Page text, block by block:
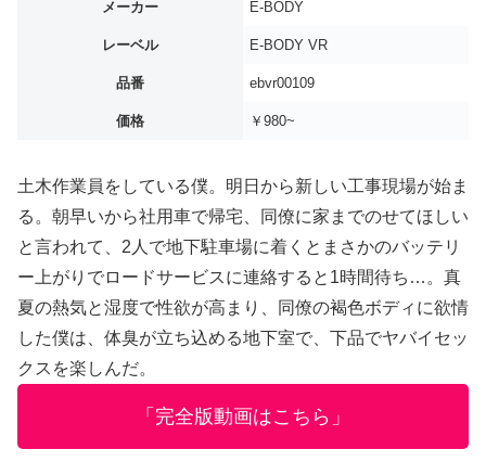
メーカー E-BODY
レーベル E-BODY VR
品番 ebvr00109
価格 ￥980~
土木作業員をしている僕。明日から新しい工事現場が始ま
る。朝早いから社用車で帰宅、同僚に家までのせてほしい
と言われて、2人で地下駐車場に着くとまさかのバッテリ
ー上がりでロードサービスに連絡すると1時間待ち…。真
夏の熱気と湿度で性欲が高まり、同僚の褐色ボディに欲情
した僕は、体臭が立ち込める地下室で、下品でヤバイセッ
クスを楽しんだ。
「完全版動画はこちら」